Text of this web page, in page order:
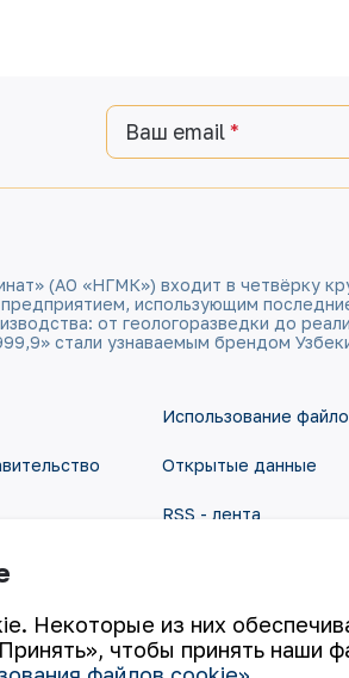
Ваш email
(АО «НГМК») входит в четвёрку
использующим
от геологоразведки до
стали узнаваемым брендом
Использование
Открытые данные
RSS - лента
Некоторые из них
чтобы принять